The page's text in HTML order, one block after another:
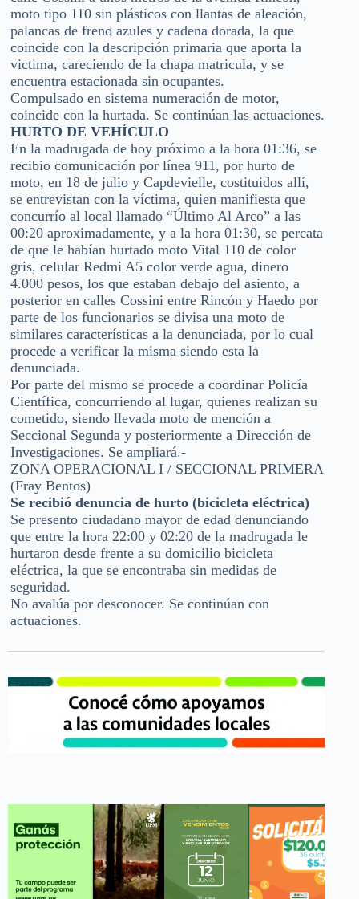
moto tipo 110 sin plásticos con llantas de aleación,
palancas de freno azules y cadena dorada, la que
coincide con la descripción primaria que aporta la
victima, careciendo de la chapa matricula, y se
encuentra estacionada sin ocupantes.
Compulsado en sistema numeración de motor,
coincide con la hurtada. Se continúan las actuaciones.
HURTO DE VEHÍCULO
En la madrugada de hoy próximo a la hora 01:36, se
recibio comunicación por línea 911, por hurto de
moto, en 18 de julio y Capdevielle, costituidos allí,
se entrevistan con la víctima, quien manifiesta que
concurrío al local llamado “Último Al Arco” a las
00:20 aproximadamente, y a la hora 01:30, se percata
de que le habían hurtado moto Vital 110 de color
gris, celular Redmi A5 color verde agua, dinero
4.000 pesos, los que estaban debajo del asiento, a
posterior en calles Cossini entre Rincón y Haedo por
parte de los funcionarios se divisa una moto de
similares características a la denunciada, por lo cual
procede a verificar la misma siendo esta la
denunciada.
Por parte del mismo se procede a coordinar Policía
Científica, concurriendo al lugar, quienes realizan su
cometido, siendo llevada moto de mención a
Seccional Segunda y posteriormente a Dirección de
Investigaciones. Se ampliará.-
ZONA OPERACIONAL I / SECCIONAL PRIMERA
(Fray Bentos)
Se recibió denuncia de hurto (bicicleta eléctrica)
Se presento ciudadano mayor de edad denunciando
que entre la hora 22:00 y 02:20 de la madrugada le
hurtaron desde frente a su domicilio bicicleta
eléctrica, la que se encontraba sin medidas de
seguridad.
No avalúa por desconocer. Se continúan con
actuaciones.